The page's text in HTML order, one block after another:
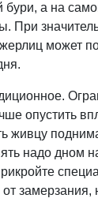
бури, а на
При
может
опустить
живцу
надо дном
замерзания,